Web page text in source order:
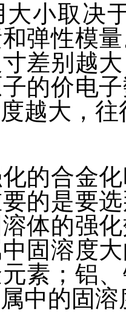
大小取决
弹性模
差别越
的价电
越大，
的合金
的是要
体的强
固溶度
素；铝
中的固